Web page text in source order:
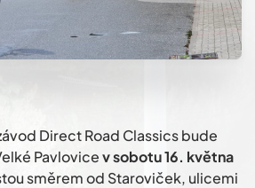
Direct Road Classics bude
Pavlovicev sobotu 16. května
směrem od Staroviček, ulicemi